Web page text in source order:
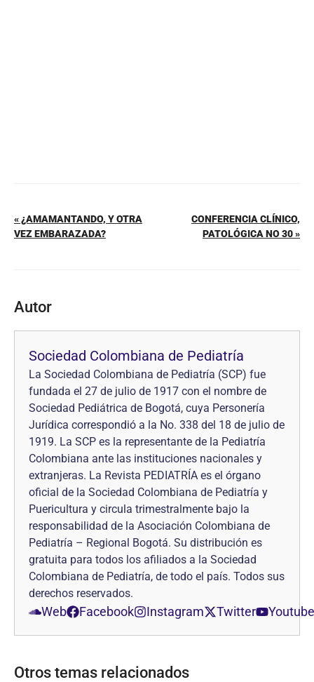
« ¿AMAMANTANDO, Y OTRA
VEZ EMBARAZADA?
CONFERENCIA CLÍNICO,
PATOLÓGICA NO 30 »
Autor
Sociedad Colombiana de Pediatría
La Sociedad Colombiana de Pediatría (SCP) fue
fundada el 27 de julio de 1917 con el nombre de
Sociedad Pediátrica de Bogotá, cuya Personería
Jurídica correspondió a la No. 338 del 18 de julio de
1919. La SCP es la representante de la Pediatría
Colombiana ante las instituciones nacionales y
extranjeras. La Revista PEDIATRÍA es el órgano
oficial de la Sociedad Colombiana de Pediatría y
Puericultura y circula trimestralmente bajo la
responsabilidad de la Asociación Colombiana de
Pediatría – Regional Bogotá. Su distribución es
gratuita para todos los afiliados a la Sociedad
Colombiana de Pediatría, de todo el país. Todos sus
derechos reservados.
Web Facebook Instagram Twitter Youtube
Otros temas relacionados